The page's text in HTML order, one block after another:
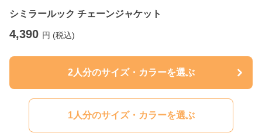
シミラールック チェーンジャケット
4,390 円 (税込)
2人分のサイズ・カラーを選ぶ
1人分のサイズ・カラーを選ぶ